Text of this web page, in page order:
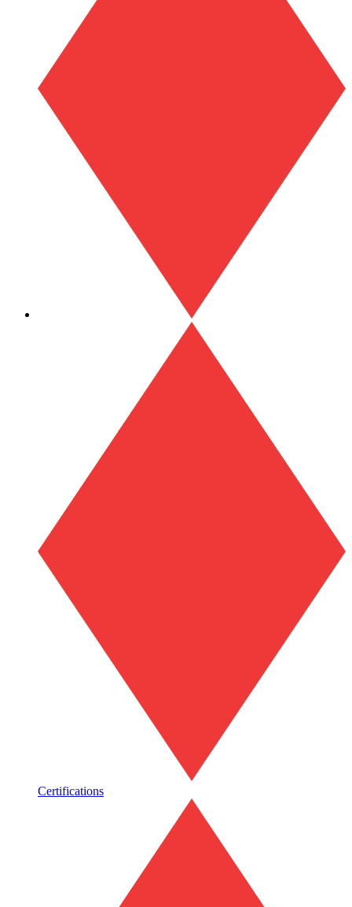
Certifications